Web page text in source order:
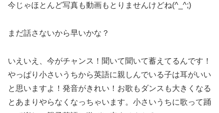
今じゃほとんど写真も動画もとりませんけどね(^_^;)
まだ話さないから早いかな？
いえいえ、今がチャンス！聞いて聞いて蓄えてるんです！
やっぱり小さいうちから英語に親しんでいる子は耳がいい
と思いますよ！発音がきれい！お歌もダンスも大きくなる
とあまりやらなくなっちゃいます。小さいうちに歌って踊